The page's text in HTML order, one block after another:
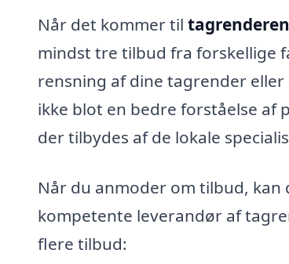
Når det kommer til
mindst tre tilbud fra forskellige
rensning af dine tagrender
ikke blot en bedre forståelse af
der tilbydes af de lokale
Når du anmoder om tilbud,
kompetente leverandør af
flere tilbud: